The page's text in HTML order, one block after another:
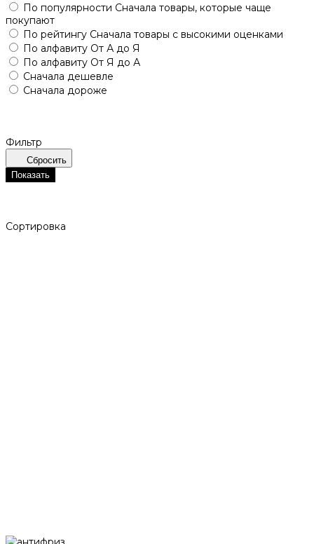
По популярности Сначала товары, которые чаще
покупают
По рейтингу Сначала товары с высокими оценками
По алфавиту От А до Я
По алфавиту От Я до А
Сначала дешевле
Сначала дороже
Фильтр
Сбросить
Показать
Сортировка